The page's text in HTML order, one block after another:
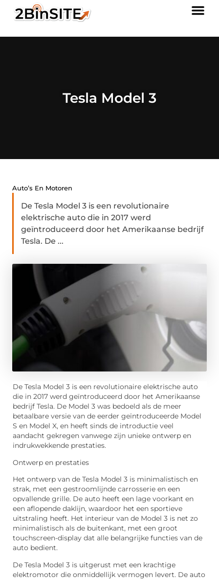
Tesla Model 3
Auto’s En Motoren
De Tesla Model 3 is een revolutionaire
elektrische auto die in 2017 werd
geïntroduceerd door het Amerikaanse bedrijf
Tesla. De ...
De Tesla Model 3 is een revolutionaire elektrische auto
die in 2017 werd geïntroduceerd door het Amerikaanse
bedrijf Tesla. De Model 3 was bedoeld als de meer
betaalbare versie van de eerder geïntroduceerde Model
S en Model X, en heeft sinds de introductie veel
aandacht gekregen vanwege zijn unieke ontwerp en
indrukwekkende prestaties.
Ontwerp en prestaties
Het ontwerp van de Tesla Model 3 is minimalistisch en
strak, met een gestroomlijnde carrosserie en een
opvallende grille. De auto heeft een lage voorkant en
een aflopende daklijn, waardoor het een sportieve
uitstraling heeft. Het interieur van de Model 3 is net zo
minimalistisch als de buitenkant, met een groot
touchscreen-display dat alle belangrijke functies van de
auto bedient.
De Tesla Model 3 is uitgerust met een krachtige
elektromotor die onmiddellijk vermogen levert. De auto